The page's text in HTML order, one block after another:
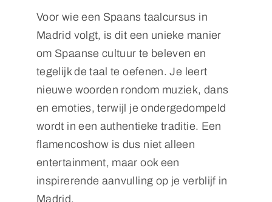
Voor wie een Spaans taalcursus in
Madrid volgt, is dit een unieke manier
om Spaanse cultuur te beleven en
tegelijk de taal te oefenen. Je leert
nieuwe woorden rondom muziek, dans
en emoties, terwijl je ondergedompeld
wordt in een authentieke traditie. Een
flamencoshow is dus niet alleen
entertainment, maar ook een
inspirerende aanvulling op je verblijf in
Madrid.